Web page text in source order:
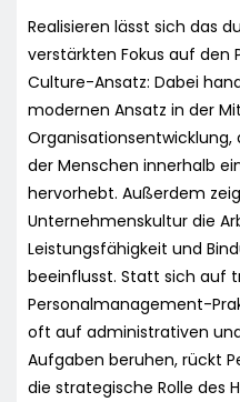
Realisieren lässt sich das
verstärkten Fokus auf den
Culture-Ansatz: Dabei
modernen Ansatz in der
Organisationsentwicklung,
der Menschen innerhalb
hervorhebt. Außerdem
Unternehmenskultur die
Leistungsfähigkeit und
beeinflusst. Statt sich auf
Personalmanagement-
oft auf administrativen
Aufgaben beruhen, rückt
die strategische Rolle des